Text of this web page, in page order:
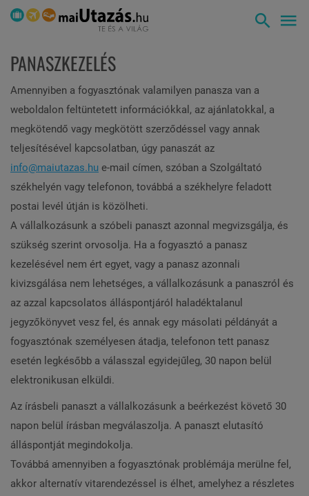
PANASZKEZELÉS
Amennyiben a fogyasztónak valamilyen panasza van a
weboldalon feltüntetett információkkal, az ajánlatokkal, a
megkötendő vagy megkötött szerződéssel vagy annak
teljesítésével kapcsolatban, úgy panaszát az
info@maiutazas.hu e-mail címen, szóban a Szolgáltató
székhelyén vagy telefonon, továbbá a székhelyre feladott
postai levél útján is közölheti.
A vállalkozásunk a szóbeli panaszt azonnal megvizsgálja, és
szükség szerint orvosolja. Ha a fogyasztó a panasz
kezelésével nem ért egyet, vagy a panasz azonnali
kivizsgálása nem lehetséges, a vállalkozásunk a panaszról és
az azzal kapcsolatos álláspontjáról haladéktalanul
jegyzőkönyvet vesz fel, és annak egy másolati példányát a
fogyasztónak személyesen átadja, telefonon tett panasz
esetén legkésőbb a válasszal egyidejűleg, 30 napon belül
elektronikusan elküldi.
Az írásbeli panaszt a vállalkozásunk a beérkezést követő 30
napon belül írásban megválaszolja. A panaszt elutasító
álláspontját megindokolja.
Továbbá amennyiben a fogyasztónak problémája merülne fel,
akkor alternatív vitarendezéssel is élhet, amelyhez a részletes